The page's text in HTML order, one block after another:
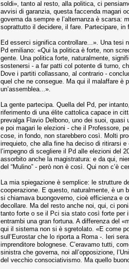
soldi», tanto al resto, alla politica, ci
avvisi di garanzia, questa faccenda magari
governa da sempre e l’alternanza è scarsa:
soprattutto il decidere, il fare. Partecipare, in
Ed esserci significa controllare...». Una tesi
Pd emiliano: «Qui la politica è forte, non
gente. Una politica forte, naturalmente,
sostenersi - a far patti col potente di turno,
Dove i partiti collassano, al contrario -
quel che ne consegue. Ma qui il malaffare è
un’assemblea...».
La gente partecipa. Quella del Pd, per
riferimento di una élite cattolica capace in
prevalga Flavio Delbono, uno dei suoi,
e poi magari le elezioni - che il Professore,
cose, in fondo, non starebbero così. Molti
irrequieto, che alla fine ha deciso di ritirarsi
l’impegno di scegliere il Pd alle elezioni del
assorbito anche la magistratura: e da qui,
del “Mulino” - però non è così. Qui non c’è
La mia spiegazione è semplice: le strutture
cooperazione. E questo, naturalmente, è un
si chiamava buongoverno, cioè efficienza e
decollare. Ma del resto anche noi, qui, ci
tanto forte o se il Pci sia stato così forte per
entrambi una gran fortuna. A differenza del
qui il sistema non si è sgretolato. «E come
sull’Eurostar che lo riporta a Roma -. Ieri
imprenditore bolognese. C’eravamo tutti,
sinistra che governa, noi all’opposizione,
del vecchio consociativismo. Ma quello